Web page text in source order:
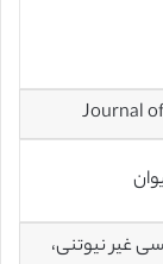
غیر نیوتنی،